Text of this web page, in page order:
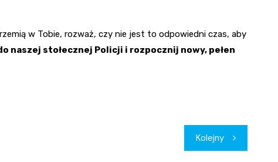
w Tobie, rozważ, czy nie jest to odpowiedni czas, aby
naszej stołecznej Policji i rozpocznij nowy, pełen
Kolejny